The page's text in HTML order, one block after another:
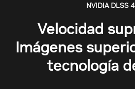
NVIDIA DLSS 4
Velocidad
Imágenes
tecnología